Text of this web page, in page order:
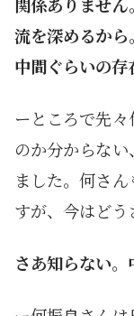
流を深めるか
中間ぐらいの存
ーところで先
のか分からな
ました。何さ
すが、今はどう
さあ知らない。